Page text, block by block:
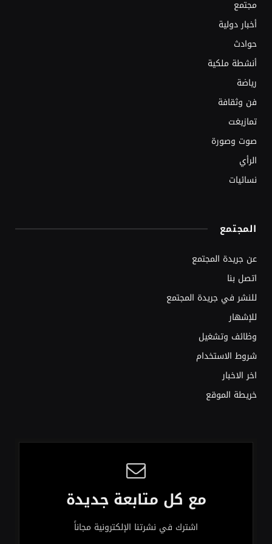
مجتمع
أخبار دولية
حوادث
أنشطة ملكية
رياضة
فن وثقافة
تمازيغت
صوت وصورة
الرأي
نسائيات
المجتمع
عن جريدة المجتمع
اتصل بنا
للنشر في جريدة المجتمع
للإشهار
وظائف وتشغيل
شروط الاستخدام
اخر الاخبار
خريطة الموقع
مع كل متابعة جديدة
اشترك في نشرتنا الإلكترونية مجاناً